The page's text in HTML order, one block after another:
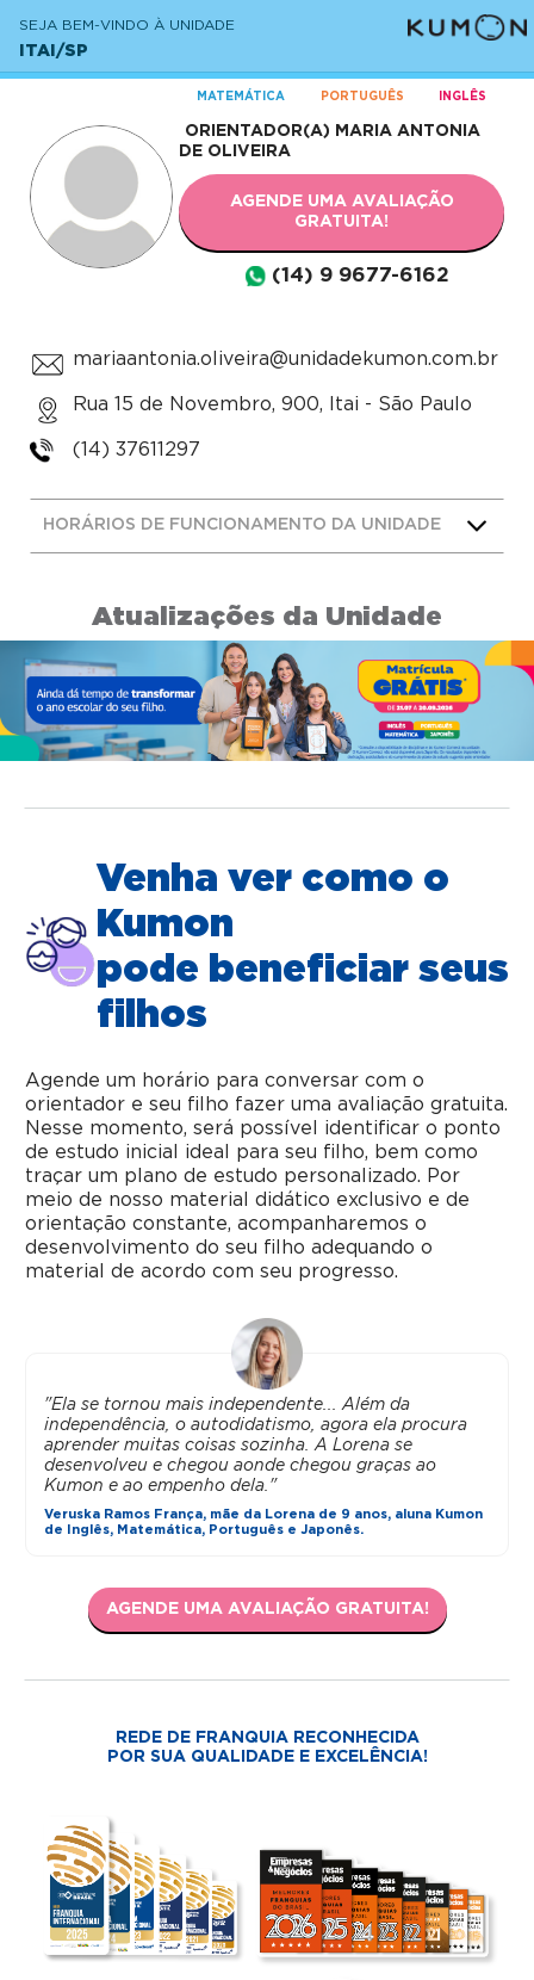
SEJA BEM-VINDO À UNIDADE
ITAI/SP
MATEMÁTICA PORTUGUÊS INGLÊS
ORIENTADOR(A) MARIA ANTONIA
DE OLIVEIRA
AGENDE UMA AVALIAÇÃO
GRATUITA!
(14) 9 9677-6162
mariaantonia.oliveira@unidadekumon.com.br
Rua 15 de Novembro, 900, Itai - São Paulo
(14) 37611297
HORÁRIOS DE FUNCIONAMENTO DA UNIDADE
Atualizações da Unidade
Venha ver como o
Kumon
pode beneficiar seus
filhos
Agende um horário para conversar com o
orientador e seu filho fazer uma avaliação gratuita.
Nesse momento, será possível identificar o ponto
de estudo inicial ideal para seu filho, bem como
traçar um plano de estudo personalizado. Por
meio de nosso material didático exclusivo e de
orientação constante, acompanharemos o
desenvolvimento do seu filho adequando o
material de acordo com seu progresso.
"Ela se tornou mais independente... Além da
independência, o autodidatismo, agora ela procura
aprender muitas coisas sozinha. A Lorena se
desenvolveu e chegou aonde chegou graças ao
Kumon e ao empenho dela."
Veruska Ramos França, mãe da Lorena de 9 anos, aluna Kumon
de Inglês, Matemática, Português e Japonês.
AGENDE UMA AVALIAÇÃO GRATUITA!
REDE DE FRANQUIA RECONHECIDA
POR SUA QUALIDADE E EXCELÊNCIA!